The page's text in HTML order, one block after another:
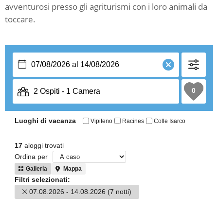
avventurosi presso gli agriturismi con i loro animali da
toccare.